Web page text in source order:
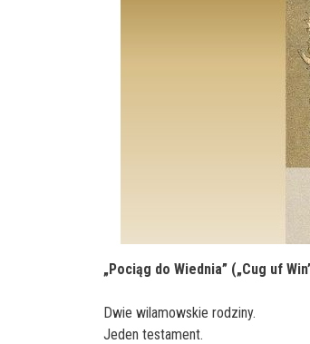
„Pociąg do Wiednia” („Cug uf
Dwie wilamowskie rodziny.
Jeden testament.